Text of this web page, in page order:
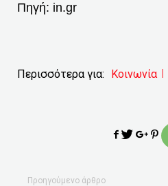
Πηγή: in.gr
Περισσότερα για: Κοινωνία
Προηγούμενο άρθρο